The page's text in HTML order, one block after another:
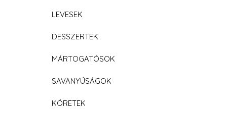
LEVESEK
DESSZERTEK
MÁRTOGATÓSOK
SAVANYÚSÁGOK
KÖRETEK